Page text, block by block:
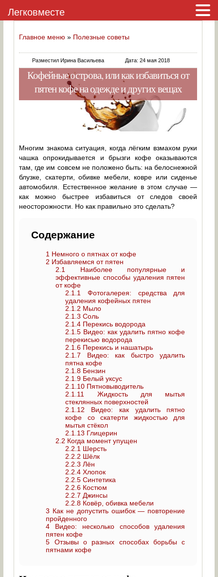
Главное меню » Полезные советы
Разместил Ирина Васильева Дата: 24 мая 2018
Кофейные острова, или как избавиться от
пятен кофе на одежде и других вещах
Многим знакома ситуация, когда лёгким взмахом руки
чашка опрокидывается и брызги кофе оказываются
там, где им совсем не положено быть: на белоснежной
блузке, скатерти, обивке мебели, ковре или сиденье
автомобиля. Естественное желание в этом случае —
как можно быстрее избавиться от следов своей
неосторожности. Но как правильно это сделать?
Содержание
1 Немного о пятнах от кофе
2 Избавляемся от пятен
2.1
Наиболее популярные и
эффективные способы удаления пятен
от кофе
2.1.1
Фотогалерея: средства для
удаления кофейных пятен
2.1.2 Мыло
2.1.3 Соль
2.1.4 Перекись водорода
2.1.5 Видео: как удалить пятно кофе
перекисью водорода
2.1.6 Перекись и нашатырь
2.1.7 Видео: как быстро удалить
пятна кофе
2.1.8 Бензин
2.1.9 Белый уксус
2.1.10 Пятновыводитель
2.1.11
Жидкость для мытья
стеклянных поверхностей
2.1.12 Видео: как удалить пятно
кофе со скатерти жидкостью для
мытья стёкол
2.1.13 Глицерин
2.2 Когда момент упущен
2.2.1 Шерсть
2.2.2 Шёлк
2.2.3 Лён
2.2.4 Хлопок
2.2.5 Синтетика
2.2.6 Костюм
2.2.7 Джинсы
2.2.8 Ковёр, обивка мебели
3 Как не допустить ошибок — повторение
пройденного
4 Видео: несколько способов удаления
пятен кофе
5 Отзывы о разных способах борьбы с
пятнами кофе
Легковместе